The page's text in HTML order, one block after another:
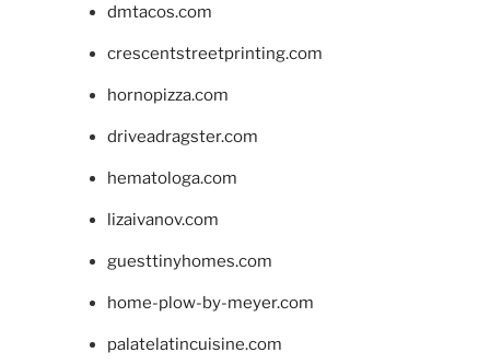
dmtacos.com
crescentstreetprinting.com
hornopizza.com
driveadragster.com
hematologa.com
lizaivanov.com
guesttinyhomes.com
home-plow-by-meyer.com
palatelatincuisine.com